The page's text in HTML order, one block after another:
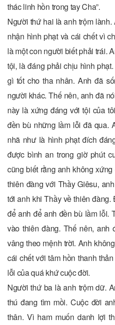
thác linh hồn trong tay Cha”.
Người thứ hai là anh trộm
nhận hình phạt và cái chết vì
là một con người biết phải trái.
tội, là đáng phải chịu hình
gì tốt cho tha nhân. Anh đã
người khác. Thế nên, anh đã
này là xứng đáng với tội của
đền bù những lầm lỗi đã qua.
nhã như là hình phạt đích
được bình an trong giờ phút
cũng biết rằng anh không
thiên đàng với Thầy Giêsu,
tới anh khi Thầy về thiên
để anh để anh đền bù lầm lỗi.
vào thiên đàng. Thế nên, anh
vâng theo mệnh trời. Anh
cái chết với tâm hồn thanh
lỗi của quá khứ cuộc đời.
Người thứ ba là anh trộm dữ.
thú đang tìm mồi. Cuộc đời
thân. Vì ham muốn danh lợi